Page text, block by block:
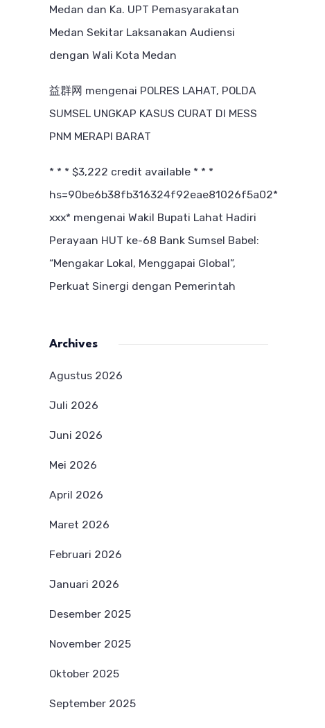
Medan dan Ka. UPT Pemasyarakatan
Medan Sekitar Laksanakan Audiensi
dengan Wali Kota Medan
益群网 mengenai POLRES LAHAT, POLDA
SUMSEL UNGKAP KASUS CURAT DI MESS
PNM MERAPI BARAT
* * * $3,222 credit available * * *
hs=90be6b38fb316324f92eae81026f5a02*
ххх* mengenai Wakil Bupati Lahat Hadiri
Perayaan HUT ke-68 Bank Sumsel Babel:
“Mengakar Lokal, Menggapai Global”,
Perkuat Sinergi dengan Pemerintah
Archives
Agustus 2026
Juli 2026
Juni 2026
Mei 2026
April 2026
Maret 2026
Februari 2026
Januari 2026
Desember 2025
November 2025
Oktober 2025
September 2025